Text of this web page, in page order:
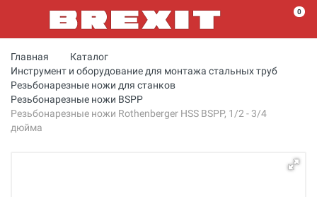
0
Главная
Каталог
Инструмент и оборудование для монтажа стальных труб
Резьбонарезные ножи для станков
Резьбонарезные ножи BSPP
Резьбонарезные ножи Rothenberger HSS BSPP, 1/2 - 3/4
дюйма